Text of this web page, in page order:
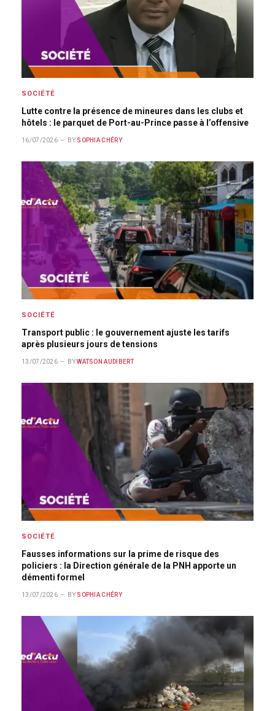
SOCIÉTÉ
Lutte contre la présence de mineures dans les clubs et
hôtels : le parquet de Port-au-Prince passe à l’offensive
16/07/2026 BY SOPHIA CHÉRY
SOCIÉTÉ
Transport public : le gouvernement ajuste les tarifs
après plusieurs jours de tensions
13/07/2026 BY WATSON AUDIBERT
SOCIÉTÉ
Fausses informations sur la prime de risque des
policiers : la Direction générale de la PNH apporte un
démenti formel
13/07/2026 BY SOPHIA CHÉRY